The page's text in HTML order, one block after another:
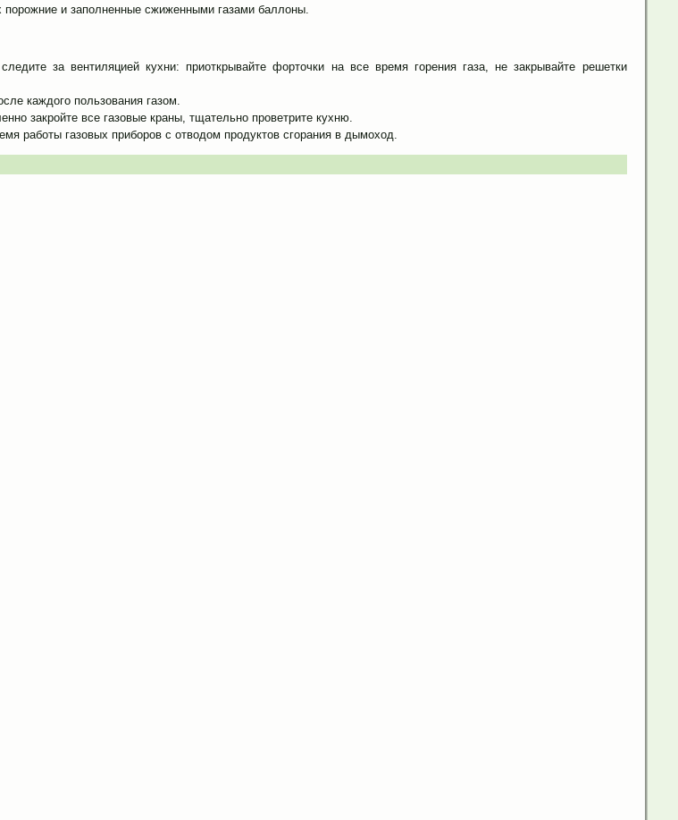
и заполненные сжиженными газами баллоны.
за вентиляцией кухни: приоткрывайте форточки на все время горения газа, не закрывайте решетки
каждого пользования газом.
закройте все газовые краны, тщательно проветрите кухню.
работы газовых приборов с отводом продуктов сгорания в дымоход.